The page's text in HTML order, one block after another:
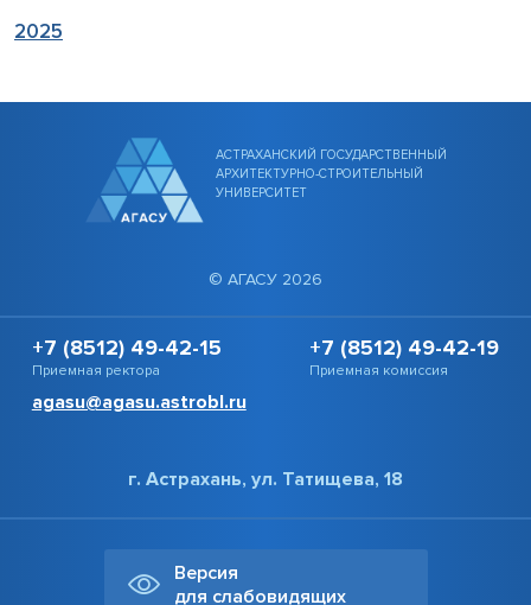
2025
АСТРАХАНСКИЙ ГОСУДАРСТВЕННЫЙ
АРХИТЕКТУРНО-СТРОИТЕЛЬНЫЙ
УНИВЕРСИТЕТ
© АГАСУ 2026
+7 (8512) 49-42-15
Приемная ректора
agasu@agasu.astrobl.ru
+7 (8512) 49-42-19
Приемная комиссия
г. Астрахань, ул. Татищева, 18
Версия
для слабовидящих